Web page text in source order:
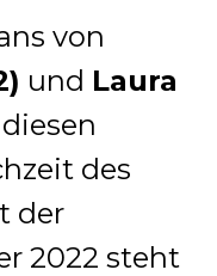
von
und Laura
des
der
2022 steht